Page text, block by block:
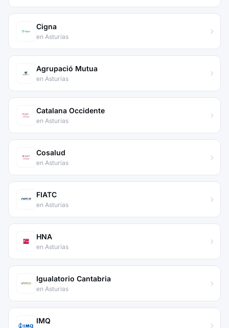
Cigna
en Asturias
Agrupació Mutua
en Asturias
Catalana Occidente
en Asturias
Cosalud
en Asturias
FIATC
en Asturias
HNA
en Asturias
Igualatorio Cantabria
en Asturias
IMQ